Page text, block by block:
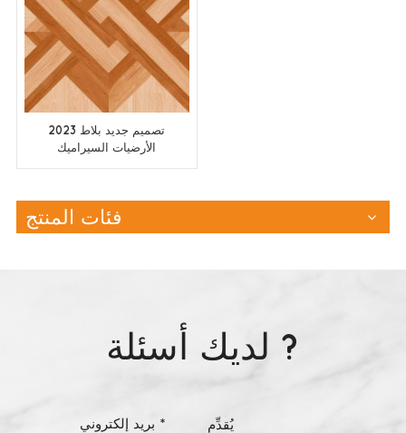
2023 تصميم جديد بلاط
الأرضيات السيراميك
فئات المنتج
لديك أسئلة ?
بريد إلكتروني * يُقدِّم